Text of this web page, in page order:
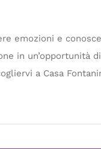
emozioni e
in un’opportunità
a Casa